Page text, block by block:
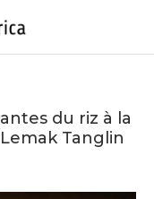
du riz à la
Tanglin